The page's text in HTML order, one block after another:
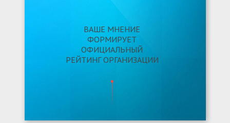
ВАШЕ МНЕНИЕ
ФОРМИРУЕТ
ОФИЦИАЛЬНЫЙ
РЕЙТИНГ ОРГАНИЗАЦИИ